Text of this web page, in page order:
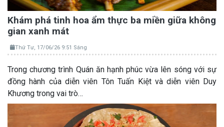
Khám phá tinh hoa ẩm thực ba miền giữa không
gian xanh mát
Thứ Tư, 17/06/26 9:51 Sáng
Trong chương trình Quán ăn hạnh phúc vừa lên sóng với sự
đồng hành của diễn viên Tôn Tuấn Kiệt và diễn viên Duy
Khương trong vai trò…